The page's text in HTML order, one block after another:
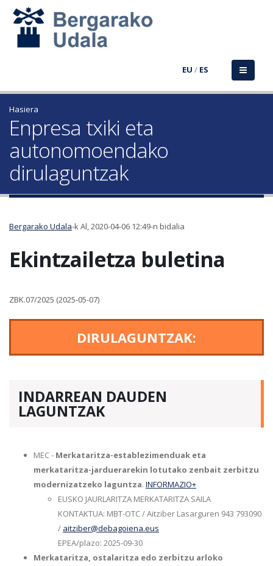
EU / ES
Hasiera
Enpresa txiki eta
autonomoendako
dirulaguntzak
Bergarako Udala-k Al, 2020-04-06 12:49-n bidalia
Ekintzailetza buletina
ZBK.07/2025 (2025-05-07)
DIRULAGUNTZAK:
INDARREAN DAUDEN
LAGUNTZAK
MEC - Merkataritza-establezimenduak eta
merkataritza-jarduerarekin lotutako zenbait zerbitzu
modernizatzeko laguntza. INFORMAZIO+
EUSKO JAURLARITZA MERKATARITZA SAILA
KONTAKTUA: MBT-OTC / Aitziber Lasarguren 943 793090
/ aitziber@debagoiena.eus
EPEA/plazo: 2025-09-30
Merkataritza, ostalaritza edo zerbitzu arloko